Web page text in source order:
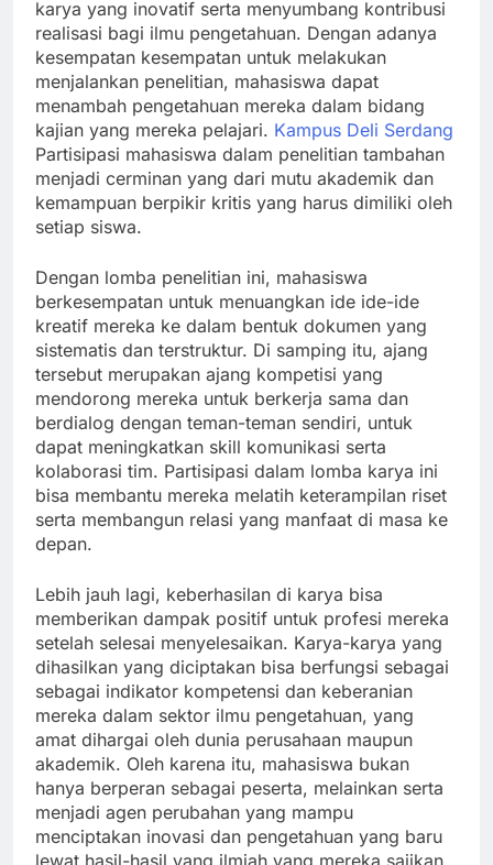
karya yang inovatif serta menyumbang kontribusi
realisasi bagi ilmu pengetahuan. Dengan adanya
kesempatan kesempatan untuk melakukan
menjalankan penelitian, mahasiswa dapat
menambah pengetahuan mereka dalam bidang
kajian yang mereka pelajari. Kampus Deli Serdang
Partisipasi mahasiswa dalam penelitian tambahan
menjadi cerminan yang dari mutu akademik dan
kemampuan berpikir kritis yang harus dimiliki oleh
setiap siswa.
Dengan lomba penelitian ini, mahasiswa
berkesempatan untuk menuangkan ide ide-ide
kreatif mereka ke dalam bentuk dokumen yang
sistematis dan terstruktur. Di samping itu, ajang
tersebut merupakan ajang kompetisi yang
mendorong mereka untuk berkerja sama dan
berdialog dengan teman-teman sendiri, untuk
dapat meningkatkan skill komunikasi serta
kolaborasi tim. Partisipasi dalam lomba karya ini
bisa membantu mereka melatih keterampilan riset
serta membangun relasi yang manfaat di masa ke
depan.
Lebih jauh lagi, keberhasilan di karya bisa
memberikan dampak positif untuk profesi mereka
setelah selesai menyelesaikan. Karya-karya yang
dihasilkan yang diciptakan bisa berfungsi sebagai
sebagai indikator kompetensi dan keberanian
mereka dalam sektor ilmu pengetahuan, yang
amat dihargai oleh dunia perusahaan maupun
akademik. Oleh karena itu, mahasiswa bukan
hanya berperan sebagai peserta, melainkan serta
menjadi agen perubahan yang mampu
menciptakan inovasi dan pengetahuan yang baru